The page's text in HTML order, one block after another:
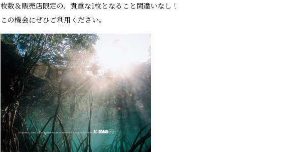
枚数＆販売店限定の、貴重な1枚となること間違いなし！
この機会にぜひご利用ください。